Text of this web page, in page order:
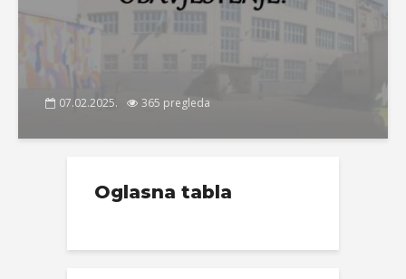
07.02.2025. 365 pregleda
Oglasna tabla